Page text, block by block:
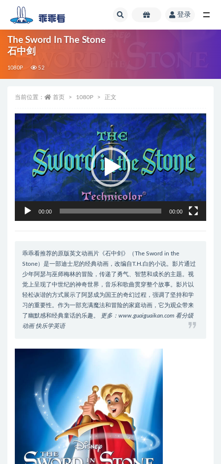
登录
The Sword In The Stone
石中剑
1080P 52
当前位置： 首页 1080P 正文
视
频
播
放
器
00:00 00:00
乖乖看推荐的原版英文动画片《石中剑》（The Sword in the
Stone）是一部迪士尼的经典动画，改编自T.H.白的小说。影片通过
少年阿瑟与巫师梅林的冒险，传递了勇气、智慧和成长的主题。视
觉上呈现了中世纪的神奇世界，音乐和歌曲贯穿整个故事。影片以
轻松诙谐的方式展示了阿瑟成为国王的奇幻过程，强调了坚持和学
习的重要性。作为一部充满魔法和冒险的家庭动画，它为观众带来
了幽默感和经典童话的乐趣。
更多：www.guaiguaikan.com 看分级
动画 快乐学英语